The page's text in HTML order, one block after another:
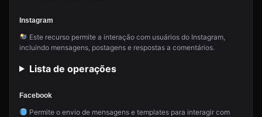
Instagram
Este recurso permite a interação com usuários do Instagram,
incluindo mensagens, postagens e respostas a comentários.
Lista de operações
Facebook
Permite o envio de mensagens e templates para interagir com